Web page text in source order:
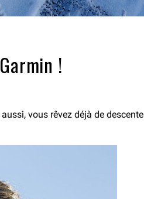
!
vous rêvez déjà de